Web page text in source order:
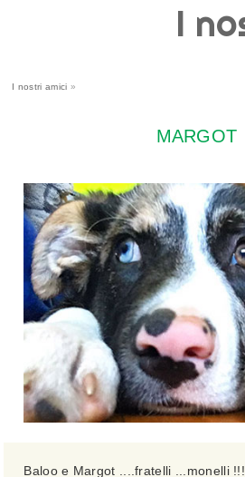
I
I nostri amici »
MARGOT
Baloo e Margot ....fratelli ...monelli !!!